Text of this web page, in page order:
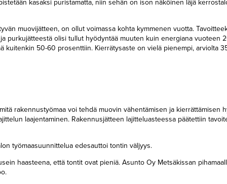
kasaksi puristamatta, niin sehän on ison näköinen läjä
muovijätteen, on ollut voimassa kohta kymmenen vuotta.
purkujätteestä olisi tullut hyödyntää muuten kuin energiana vuoteen
kuitenkin 50-60 prosenttiin. Kierrätysaste on vielä pienempi, arviolta
rakennustyömaa voi tehdä muovin vähentämisen ja kierrättämisen
laajentaminen. Rakennusjätteen lajitteluasteessa päätettiin
työmaasuunnittelua edesauttoi tontin väljyys.
haasteena, että tontit ovat pieniä. Asunto Oy Metsäkissan